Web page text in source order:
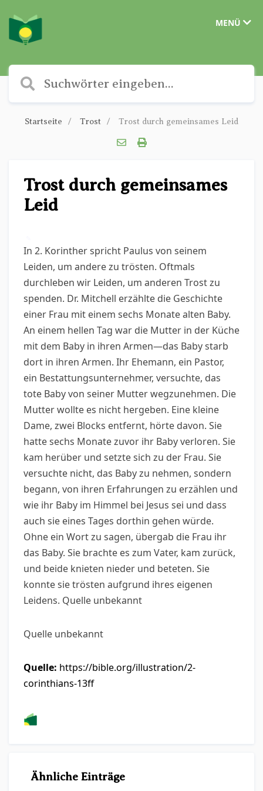
MENÜ
Startseite Trost Trost durch gemeinsames Leid
Trost durch gemeinsames
Leid
In 2. Korinther spricht Paulus von seinem
Leiden, um andere zu trösten. Oftmals
durchleben wir Leiden, um anderen Trost zu
spenden. Dr. Mitchell erzählte die Geschichte
einer Frau mit einem sechs Monate alten Baby.
An einem hellen Tag war die Mutter in der Küche
mit dem Baby in ihren Armen—das Baby starb
dort in ihren Armen. Ihr Ehemann, ein Pastor,
ein Bestattungsunternehmer, versuchte, das
tote Baby von seiner Mutter wegzunehmen. Die
Mutter wollte es nicht hergeben. Eine kleine
Dame, zwei Blocks entfernt, hörte davon. Sie
hatte sechs Monate zuvor ihr Baby verloren. Sie
kam herüber und setzte sich zu der Frau. Sie
versuchte nicht, das Baby zu nehmen, sondern
begann, von ihren Erfahrungen zu erzählen und
wie ihr Baby im Himmel bei Jesus sei und dass
auch sie eines Tages dorthin gehen würde.
Ohne ein Wort zu sagen, übergab die Frau ihr
das Baby. Sie brachte es zum Vater, kam zurück,
und beide knieten nieder und beteten. Sie
konnte sie trösten aufgrund ihres eigenen
Leidens. Quelle unbekannt
Quelle unbekannt
Quelle: https://bible.org/illustration/2-
corinthians-13ff
Ähnliche Einträge